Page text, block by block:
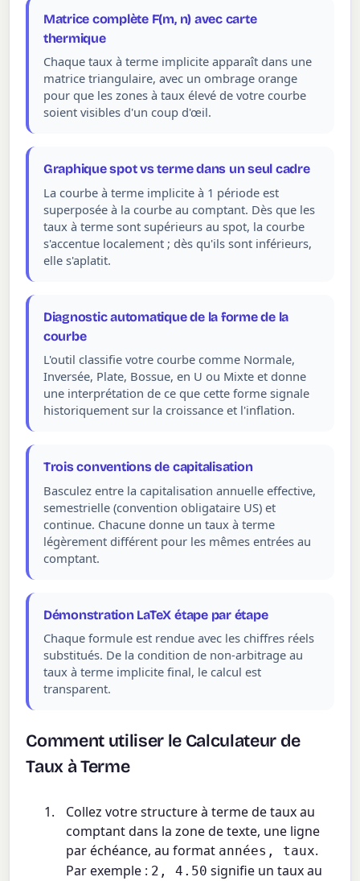
Matrice complète F(m, n) avec carte
thermique
Chaque taux à terme implicite apparaît dans une
matrice triangulaire, avec un ombrage orange
pour que les zones à taux élevé de votre courbe
soient visibles d'un coup d'œil.
Graphique spot vs terme dans un seul cadre
La courbe à terme implicite à 1 période est
superposée à la courbe au comptant. Dès que les
taux à terme sont supérieurs au spot, la courbe
s'accentue localement ; dès qu'ils sont inférieurs,
elle s'aplatit.
Diagnostic automatique de la forme de la
courbe
L'outil classifie votre courbe comme Normale,
Inversée, Plate, Bossue, en U ou Mixte et donne
une interprétation de ce que cette forme signale
historiquement sur la croissance et l'inflation.
Trois conventions de capitalisation
Basculez entre la capitalisation annuelle effective,
semestrielle (convention obligataire US) et
continue. Chacune donne un taux à terme
légèrement différent pour les mêmes entrées au
comptant.
Démonstration LaTeX étape par étape
Chaque formule est rendue avec les chiffres réels
substitués. De la condition de non-arbitrage au
taux à terme implicite final, le calcul est
transparent.
Comment utiliser le Calculateur de
Taux à Terme
Collez votre structure à terme de taux au
comptant dans la zone de texte, une ligne
par échéance, au format années, taux.
Par exemple : 2, 4.50 signifie un taux au